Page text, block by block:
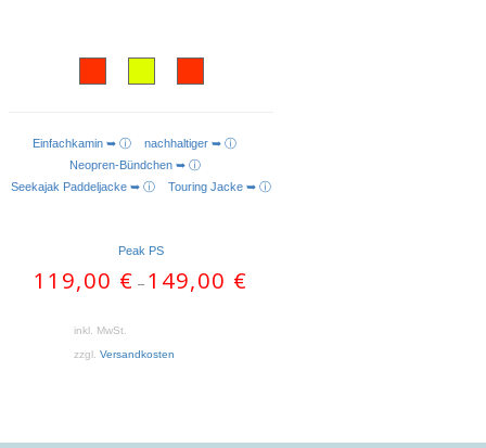
AUSFÜHRUNG WÄHLEN
Einfachkamin ➥ ⓘ nachhaltiger ➥ ⓘ
Neopren-Bündchen ➥ ⓘ
Seekajak Paddeljacke ➥ ⓘ Touring Jacke ➥ ⓘ
Peak PS
119,00 € – 149,00 €
inkl. MwSt.
zzgl. Versandkosten